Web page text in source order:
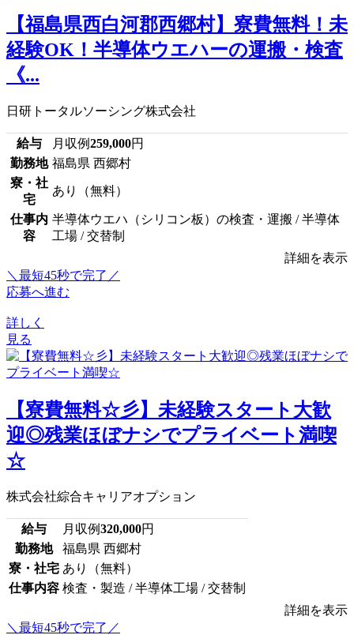
【福島県西白河郡西郷村】寮費無料！未
経験OK！半導体ウエハーの運搬・検査
《...
日研トータルソーシング株式会社
給与 月収例259,000円
勤務地 福島県 西郷村
寮・社
宅
あり（無料）
仕事内
容
半導体ウエハ（シリコン板）の検査・運搬 / 半導体
工場 / 交替制
詳細を表示
＼最短45秒で完了／
応募へ進む
詳しく
見る
【寮費無料☆彡】未経験スタート大歓
迎◎残業ほぼナシでプライベート満喫
☆
株式会社綜合キャリアオプション
給与 月収例320,000円
勤務地
福島県 西郷村
寮・社宅 あり（無料）
仕事内容 検査・製造 / 半導体工場 / 交替制
詳細を表示
＼最短45秒で完了／